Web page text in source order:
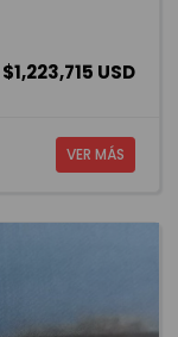
$1,223,715 USD
VER MÁS